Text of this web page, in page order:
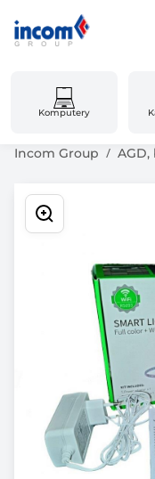
Komputery
Incom Group